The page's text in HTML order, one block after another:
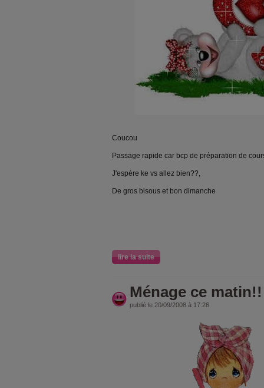
Coucou
Passage rapide car bcp de préparation de
J'espère ke vs allez bien??,
De gros bisous et bon dimanche
lire la suite
Ménage ce matin!!
publié le 20/09/2008 à 17:26